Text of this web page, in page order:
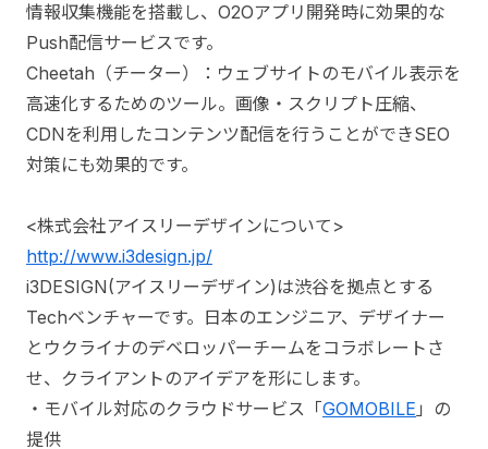
情報収集機能を搭載し、O2Oアプリ開発時に効果的な
Push配信サービスです。
Cheetah（チーター）：ウェブサイトのモバイル表示を
高速化するためのツール。画像・スクリプト圧縮、
CDNを利用したコンテンツ配信を行うことができSEO
対策にも効果的です。
<株式会社アイスリーデザインについて>
http://www.i3design.jp/
i3DESIGN(アイスリーデザイン)は渋谷を拠点とする
Techベンチャーです。日本のエンジニア、デザイナー
とウクライナのデベロッパーチームをコラボレートさ
せ、クライアントのアイデアを形にします。
・モバイル対応のクラウドサービス「GOMOBILE 」の
提供